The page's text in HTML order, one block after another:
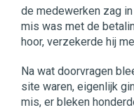
de medewerken zag
mis was met de
hoor, verzekerde hij
Na wat doorvragen
site waren, eigenlijk
mis, er bleken